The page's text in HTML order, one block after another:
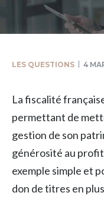
LES QUESTIONS 4
La fiscalité
permettant de
gestion de son
générosité au profit
exemple simple et
don de titres en